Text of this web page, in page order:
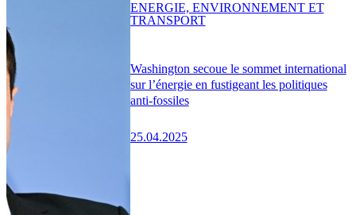
Washington secoue le sommet international
sur l’énergie en fustigeant les politiques
anti-fossiles
25.04.2025
ENERGIE, ENVIRONNEMENT ET
TRANSPORT